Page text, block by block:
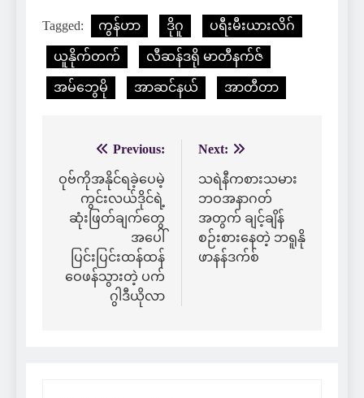
Tagged: ကွန်ဟာ ဒိုဂူ ပရီးမီးယားလိဂ်
ယူနိုက်တက် လီဆန်ဒရို မာတီနက်ဇ်
အမ်ဘွေမို အာဆင်နယ် အာတီတာ
navigation
Previous:
ဝုဗ်ကိုအနိုင်ရခဲ့ပေမဲ့
ကွင်းလယ်ဒိုင်ရဲ့
ဆုံးဖြတ်ချက်တွေ
အပေါ်
ပြင်းပြင်းထန်ထန်
ဝေဖန်သွားတဲ့ ပက်
ဂွါဒီယိုလာ
Next:
သရဲနီကစားသမား
ဘဝအနာဂတ်
အတွက် ချင့်ချိန်
စဉ်းစားနေတဲ့ ဘရူနို
ဖာနန်ဒက်စ်